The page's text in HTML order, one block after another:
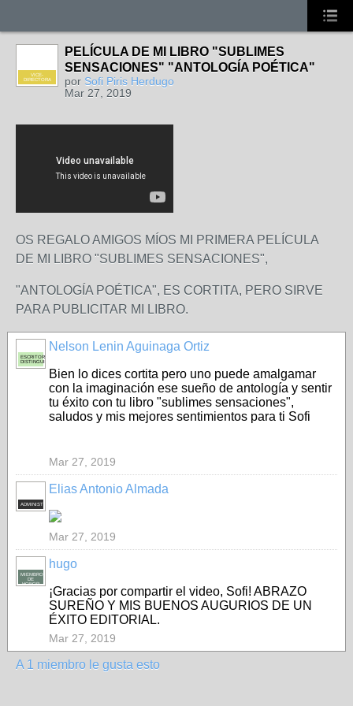
VICE-
DIRECTORA
PELÍCULA DE MI LIBRO "SUBLIMES
SENSACIONES" "ANTOLOGÍA POÉTICA"
por Sofi Piris Herdugo
Mar 27, 2019
OS REGALO AMIGOS MÍOS MI PRIMERA PELÍCULA
DE MI LIBRO "SUBLIMES SENSACIONES",
"ANTOLOGÍA POÉTICA", ES CORTITA, PERO SIRVE
PARA PUBLICITAR MI LIBRO.
ESCRITOR
DISTINGUIDO
Nelson Lenin Aguinaga Ortiz
Bien lo dices cortita pero uno puede amalgamar
con la imaginación ese sueño de antología y sentir
tu éxito con tu libro "sublimes sensaciones",
saludos y mis mejores sentimientos para ti Sofi
Mar 27, 2019
ADMINISTRADOR
Elias Antonio Almada
Mar 27, 2019
MIEMBRO
DE
HONOR
hugo
¡Gracias por compartir el video, Sofi! ABRAZO
SUREÑO Y MIS BUENOS AUGURIOS DE UN
ÉXITO EDITORIAL.
Mar 27, 2019
A 1 miembro le gusta esto